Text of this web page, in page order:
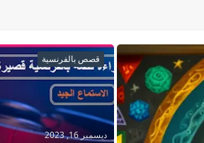
قصص بالفرنسية
ديسمبر 16, 2023